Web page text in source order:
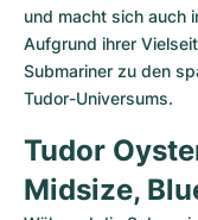
und macht sich auch
Aufgrund ihrer
Submariner zu den
Tudor-Universums.
Tudor
Midsize,